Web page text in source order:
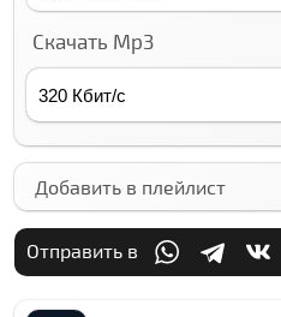
Скачать Mp3
Добавить в плейлист
Отправить в